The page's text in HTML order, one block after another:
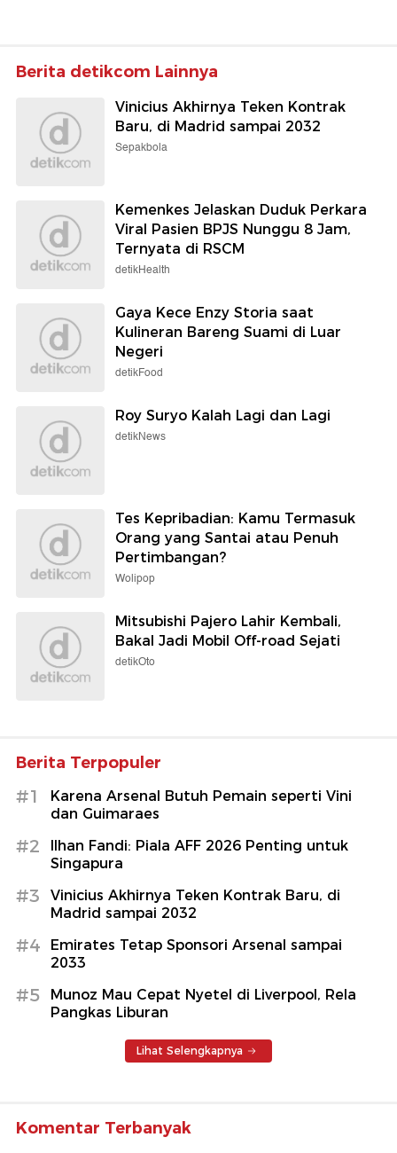
Berita detikcom Lainnya
Vinicius Akhirnya Teken Kontrak
Baru, di Madrid sampai 2032
Sepakbola
Kemenkes Jelaskan Duduk Perkara
Viral Pasien BPJS Nunggu 8 Jam,
Ternyata di RSCM
detikHealth
Gaya Kece Enzy Storia saat
Kulineran Bareng Suami di Luar
Negeri
detikFood
Roy Suryo Kalah Lagi dan Lagi
detikNews
Tes Kepribadian: Kamu Termasuk
Orang yang Santai atau Penuh
Pertimbangan?
Wolipop
Mitsubishi Pajero Lahir Kembali,
Bakal Jadi Mobil Off-road Sejati
detikOto
Berita Terpopuler
#1
Karena Arsenal Butuh Pemain seperti Vini
dan Guimaraes
#2
Ilhan Fandi: Piala AFF 2026 Penting untuk
Singapura
#3
Vinicius Akhirnya Teken Kontrak Baru, di
Madrid sampai 2032
#4
Emirates Tetap Sponsori Arsenal sampai
2033
#5
Munoz Mau Cepat Nyetel di Liverpool, Rela
Pangkas Liburan
Lihat Selengkapnya
Komentar Terbanyak